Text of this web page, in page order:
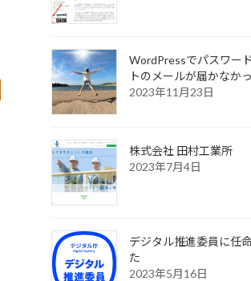
WordPressでパスワー
トのメールが届かなか
2023年11月23日
株式会社 田村工業所
2023年7月4日
デジタル推進委員に任
た
2023年5月16日